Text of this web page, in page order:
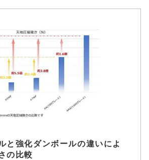
と強化ダンボールの違いによ
の比較